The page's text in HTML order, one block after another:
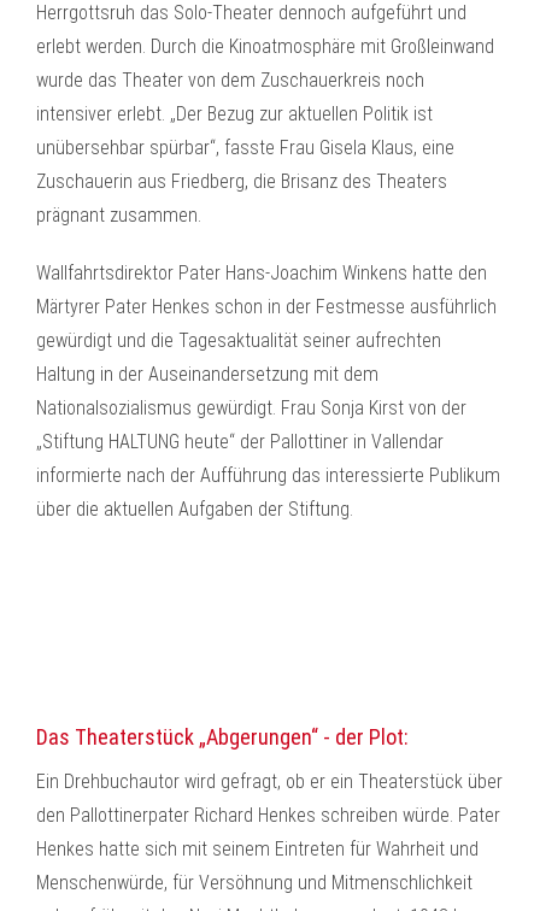
Herrgottsruh das Solo-Theater dennoch aufgeführt und
erlebt werden. Durch die Kinoatmosphäre mit Großleinwand
wurde das Theater von dem Zuschauerkreis noch
intensiver erlebt. „Der Bezug zur aktuellen Politik ist
unübersehbar spürbar“, fasste Frau Gisela Klaus, eine
Zuschauerin aus Friedberg, die Brisanz des Theaters
prägnant zusammen.
Wallfahrtsdirektor Pater Hans-Joachim Winkens hatte den
Märtyrer Pater Henkes schon in der Festmesse ausführlich
gewürdigt und die Tagesaktualität seiner aufrechten
Haltung in der Auseinandersetzung mit dem
Nationalsozialismus gewürdigt. Frau Sonja Kirst von der
„Stiftung HALTUNG heute“ der Pallottiner in Vallendar
informierte nach der Aufführung das interessierte Publikum
über die aktuellen Aufgaben der Stiftung.
Das Theaterstück „Abgerungen“ - der Plot:
Ein Drehbuchautor wird gefragt, ob er ein Theaterstück über
den Pallottinerpater Richard Henkes schreiben würde. Pater
Henkes hatte sich mit seinem Eintreten für Wahrheit und
Menschenwürde, für Versöhnung und Mitmenschlichkeit